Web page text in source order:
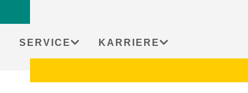
SERVICE KARRIERE